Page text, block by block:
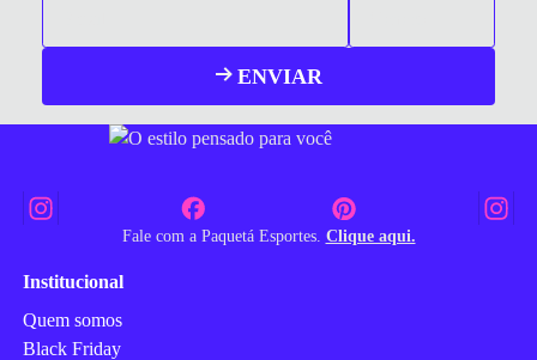
ENVIAR
Fale com a Paquetá Esportes. Clique aqui.
Institucional
Quem somos
Black Friday